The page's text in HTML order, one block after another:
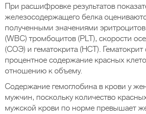
При расшифровке результатов
железосодержащего белка
полученными значениями
(WBC) тромбоцитов (PLT), скорости
(СОЭ) и гематокрита (HCT). Гематокрит
процентное содержание красных
отношению к объему.
Содержание гемоглобина в крови у
мужчин, поскольку количество
мужской крови по норме превышает